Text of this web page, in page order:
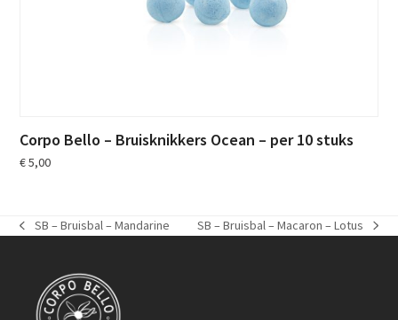
Corpo Bello – Bruisknikkers Ocean – per 10 stuks
€5,00
previous
SB – Bruisbal – Mandarine
next
SB – Bruisbal – Macaron – Lotus